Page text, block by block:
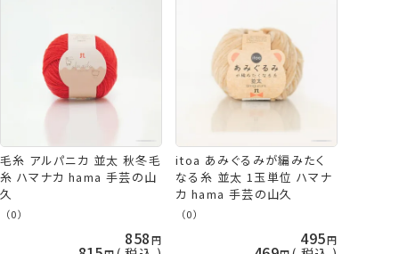
毛糸 アルパニカ 並太 秋冬毛
糸 ハマナカ hama 手芸の山
久
（0）
858
itoa あみぐるみが編みたく
なる糸 並太 1玉単位 ハマナ
カ hama 手芸の山久
（0）
495